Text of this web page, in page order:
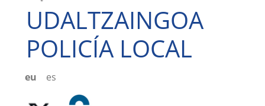
UDALTZAINGOA
POLICÍA LOCAL
eu es